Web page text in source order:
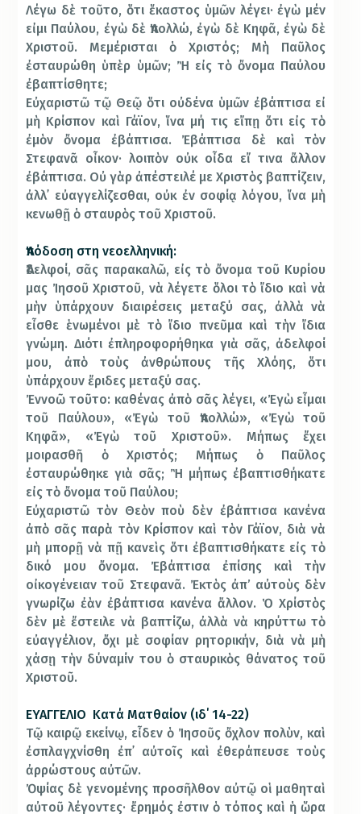
Λέγω δὲ τοῦτο, ὅτι ἕκαστος ὑμῶν λέγει· ἐγὼ μέν
εἰμι Παύλου, ἐγὼ δὲ Ἀπολλώ, ἐγὼ δὲ Κηφᾶ, ἐγὼ δὲ
Χριστοῦ. Μεμέρισται ὁ Χριστός; Μὴ Παῦλος
ἐσταυρώθη ὑπὲρ ὑμῶν; Ἢ εἰς τὸ ὄνομα Παύλου
ἐβαπτίσθητε;
Εὐχαριστῶ τῷ Θεῷ ὅτι οὐδένα ὑμῶν ἐβάπτισα εἰ
μὴ Κρίσπον καὶ Γάϊον, ἵνα μή τις εἴπῃ ὅτι εἰς τὸ
ἐμὸν ὄνομα ἐβάπτισα. Ἐβάπτισα δὲ καὶ τὸν
Στεφανᾶ οἶκον· λοιπὸν οὐκ οἶδα εἴ τινα ἄλλον
ἐβάπτισα. Οὐ γὰρ ἀπέστειλέ με Χριστὸς βαπτίζειν,
ἀλλ᾿ εὐαγγελίζεσθαι, οὐκ ἐν σοφίᾳ λόγου, ἵνα μὴ
κενωθῇ ὁ σταυρὸς τοῦ Χριστοῦ.
Ἀπόδοση στη νεοελληνική:
Ἀδελφοί, σᾶς παρακαλῶ, εἰς τὸ ὄνομα τοῦ Κυρίου
μας Ἰησοῦ Χριστοῦ, νὰ λέγετε ὅλοι τὸ ἴδιο καὶ νὰ
μὴν ὑπάρχουν διαιρέσεις μεταξύ σας, ἀλλὰ νὰ
εἶσθε ἑνωμένοι μὲ τὸ ἴδιο πνεῦμα καὶ τὴν ἴδια
γνώμη. Διότι ἐπληροφορήθηκα γιὰ σᾶς, ἀδελφοί
μου, ἀπὸ τοὺς ἀνθρώπους τῆς Χλόης, ὅτι
ὑπάρχουν ἔριδες μεταξύ σας.
Ἐννοῶ τοῦτο: καθένας ἀπὸ σᾶς λέγει, «Ἐγὼ εἶμαι
τοῦ Παύλου», «Ἐγὼ τοῦ Ἀπολλώ», «Ἐγὼ τοῦ
Κηφᾶ», «Ἐγὼ τοῦ Χριστοῦ». Μήπως ἔχει
μοιρασθῆ ὁ Χριστός; Μήπως ὁ Παῦλος
ἐσταυρώθηκε γιὰ σᾶς; Ἢ μήπως ἐβαπτισθήκατε
εἰς τὸ ὄνομα τοῦ Παύλου;
Εὐχαριστῶ τὸν Θεὸν ποὺ δὲν ἐβάπτισα κανένα
ἀπὸ σᾶς παρὰ τὸν Κρίσπον καὶ τὸν Γάϊον, διὰ νὰ
μὴ μπορῇ νὰ πῇ κανεὶς ὅτι ἐβαπτισθήκατε εἰς τὸ
δικό μου ὄνομα. Ἐβάπτισα ἐπίσης καὶ τὴν
οἰκογένειαν τοῦ Στεφανᾶ. Ἐκτὸς ἀπ’ αὐτοὺς δὲν
γνωρίζω ἐὰν ἐβάπτισα κανένα ἄλλον. Ὁ Χρίστὸς
δὲν μὲ ἔστειλε νὰ βαπτίζω, ἀλλὰ νὰ κηρύττω τὸ
εὐαγγέλιον, ὄχι μὲ σοφίαν ρητορικήν, διὰ νὰ μὴ
χάσῃ τὴν δύναμίν του ὁ σταυρικὸς θάνατος τοῦ
Χριστοῦ.
ΕΥΑΓΓΕΛΙΟ Κατά Ματθαίον (ιδ΄ 14-22)
Τῷ καιρῷ εκείνῳ, εἶδεν ὁ Ἰησοῦς ὄχλον πολὺν, καὶ
ἐσπλαγχνίσθη ἐπ᾿ αὐτοῖς καὶ ἐθεράπευσε τοὺς
ἀρρώστους αὐτῶν.
Ὀψίας δὲ γενομένης προσῆλθον αὐτῷ οἱ μαθηταὶ
αὐτοῦ λέγοντες· ἔρημός ἐστιν ὁ τόπος καὶ ἡ ὥρα